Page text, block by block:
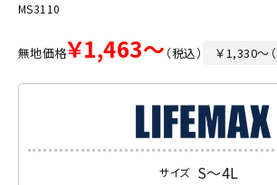
MS3110
無地価格￥1,463～ （税込） ￥1,330～（
サイズ S～4L